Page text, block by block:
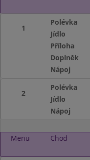
1
Polévka
Jídlo
Příloha
Doplněk
Nápoj
2
Polévka
Jídlo
Nápoj
Menu Chod